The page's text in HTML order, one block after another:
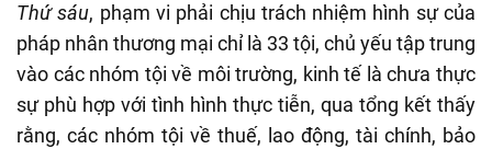
Thứ sáu, phạm vi phải chịu trách nhiệm hình sự của
pháp nhân thương mại chỉ là 33 tội, chủ yếu tập trung
vào các nhóm tội về môi trường, kinh tế là chưa thực
sự phù hợp với tình hình thực tiễn, qua tổng kết thấy
rằng, các nhóm tội về thuế, lao động, tài chính, bảo